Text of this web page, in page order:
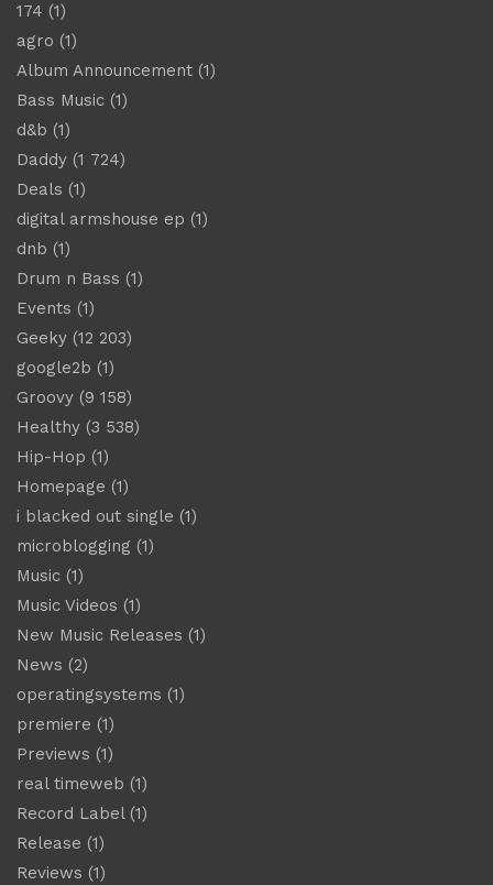
174 (1)
agro (1)
Album Announcement (1)
Bass Music (1)
d&b (1)
Daddy (1 724)
Deals (1)
digital armshouse ep (1)
dnb (1)
Drum n Bass (1)
Events (1)
Geeky (12 203)
google2b (1)
Groovy (9 158)
Healthy (3 538)
Hip-Hop (1)
Homepage (1)
i blacked out single (1)
microblogging (1)
Music (1)
Music Videos (1)
New Music Releases (1)
News (2)
operatingsystems (1)
premiere (1)
Previews (1)
real timeweb (1)
Record Label(1)
Release (1)
Reviews (1)